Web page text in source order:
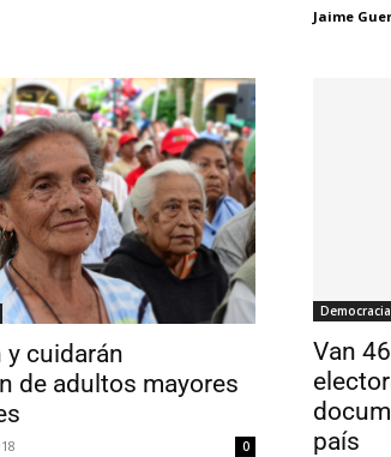
Jaime
y cuidarán
de adultos mayores
0
Democracia
Van
país